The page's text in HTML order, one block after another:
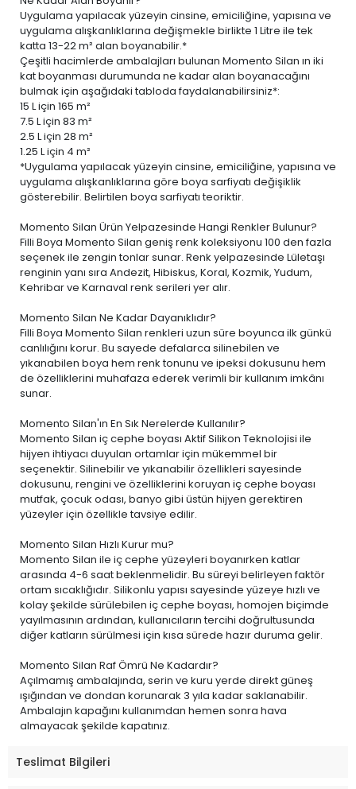
Uygulama yapılacak yüzeyin cinsine, emiciliğine, yapısına ve
uygulama alışkanlıklarına değişmekle birlikte 1 Litre ile tek
katta 13-22 m² alan boyanabilir.*
Çeşitli hacimlerde ambalajları bulunan Momento Silan ın iki
kat boyanması durumunda ne kadar alan boyanacağını
bulmak için aşağıdaki tabloda faydalanabilirsiniz*:
15 Liçin 165 m²
7.5 Liçin 83 m²
2.5 Liçin 28 m²
1.25 Liçin 4 m²
*Uygulama yapılacak yüzeyin cinsine, emiciliğine, yapısına ve
uygulama alışkanlıklarına göre boya sarfiyatı değişiklik
gösterebilir. Belirtilen boya sarfiyatı teoriktir.
Momento Silan Ürün Yelpazesinde Hangi Renkler Bulunur?
Filli Boya Momento Silan geniş renk koleksiyonu 100 den fazla
seçenek ile zengin tonlar sunar. Renk yelpazesinde Lületaşı
renginin yanı sıra Andezit, Hibiskus, Koral, Kozmik, Yudum,
Kehribar ve Karnaval renk serileri yer alır.
Momento Silan Ne Kadar Dayanıklıdır?
Filli Boya Momento Silan renkleri uzun süre boyunca ilk günkü
canlılığını korur. Bu sayede defalarca silinebilen ve
yıkanabilen boya hem renk tonunu ve ipeksi dokusunu hem
de özelliklerini muhafaza ederek verimli bir kullanım imkânı
sunar.
Momento Silan'ın En Sık Nerelerde Kullanılır?
Momento Silan iç cephe boyası Aktif Silikon Teknolojisi ile
hijyen ihtiyacı duyulan ortamlar için mükemmel bir
seçenektir. Silinebilir ve yıkanabilir özellikleri sayesinde
dokusunu, rengini ve özelliklerini koruyan iç cephe boyası
mutfak, çocuk odası, banyo gibi üstün hijyen gerektiren
yüzeyler için özellikle tavsiye edilir.
Momento Silan Hızlı Kurur mu?
Momento Silan ile iç cephe yüzeyleri boyanırken katlar
arasında 4-6 saat beklenmelidir. Bu süreyi belirleyen faktör
ortam sıcaklığıdır. Silikonlu yapısı sayesinde yüzeye hızlı ve
kolay şekilde sürülebilen iç cephe boyası, homojen biçimde
yayılmasının ardından, kullanıcıların tercihi doğrultusunda
diğer katların sürülmesi için kısa sürede hazır duruma gelir.
Momento Silan Raf Ömrü Ne Kadardır?
Açılmamış ambalajında, serin ve kuru yerde direkt güneş
ışığından ve dondan korunarak 3 yıla kadar saklanabilir.
Ambalajın kapağını kullanımdan hemen sonra hava
almayacak şekilde kapatınız.
Teslimat Bilgileri